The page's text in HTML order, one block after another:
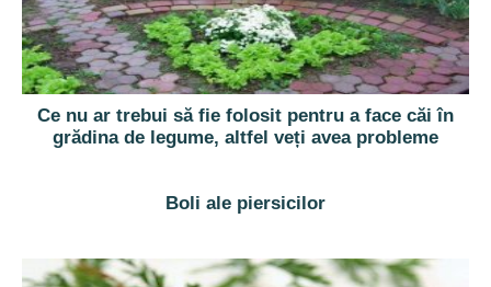
Ce nu ar trebui să fie folosit pentru a face căi în
grădina de legume, altfel veți avea probleme
Boli ale piersicilor